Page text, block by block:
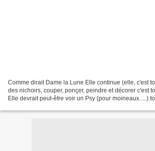
Comme dirait Dame la Lune Elle continue (elle, c'est
des nichoirs, couper, ponçer, peindre et décorer c'est
Elle devrait peut-être voir un Psy (pour moineaux.....)